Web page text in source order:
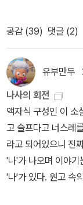
래 옮김 / 248쪽18
9 타임머신 / 허버트
던 / 박성식 옮김 /
72쪽23 체스 / 슈테
란츠 카프카 / 오석
립스 러브크래프트
콧 피츠제럴드 / 이
밍웨이 / 박찬원 옮
쥐페리 / 이현희 옮
/ 144쪽30 이방인 /
은 책도 없다는 걸
지만 이제 책을 읽고
주 많이 궁금해졌으
이라고 할 수도 있다.
가는 길, 김사과가
과 그곳에서 만난
유로스타의 식당칸
읽는 즐거움이다. 여
입양된 사람을 룩셈부르
에 대해 말할 확률
기존에 만난 클래식
책으로 돌아와 헨
공감 (39) 댓글 (2)
유부만두
나사의 회전
액자식 구성인 이 소
고 슬프다고 너스레
라고 되어있으니 진
'나'가 나오며 이야기
'나'가 있다. 원고 속